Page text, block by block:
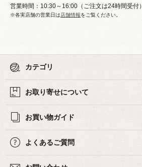
営業時間：10:30～16:00（ご注文は24時間受付）
※各実店舗の営業日は店舗情報をご覧ください。
カテゴリ
お取り寄せについて
お買い物ガイド
よくあるご質問